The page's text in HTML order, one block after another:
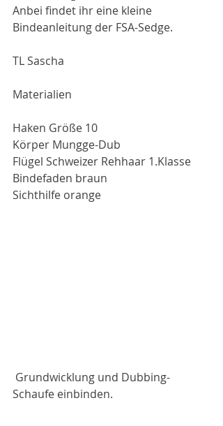
Anbei findet ihr eine kleine
Bindeanleitung der FSA-Sedge.
TL Sascha
Materialien
Haken Größe 10
Körper Mungge-Dub
Flügel Schweizer Rehhaar 1.Klasse
Bindefaden braun
Sichthilfe orange
Schaufe einbinden.